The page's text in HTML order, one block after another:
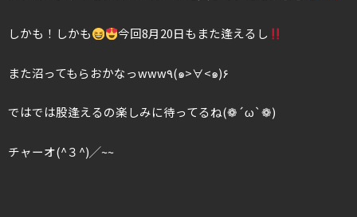
しかも！しかも 今回8月20日もまた逢えるし
また沼ってもらおかなっwww٩(๑>∀<๑)۶
ではでは股逢えるの楽しみに待ってるね(❁´ω`❁)
チャーオ(^３^)╱~~